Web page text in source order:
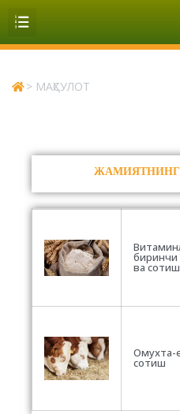
> МАҲСУЛОТ
ЖАМИЯТНИНГ
биринчи
ва сотиш
Омухта-
сотиш